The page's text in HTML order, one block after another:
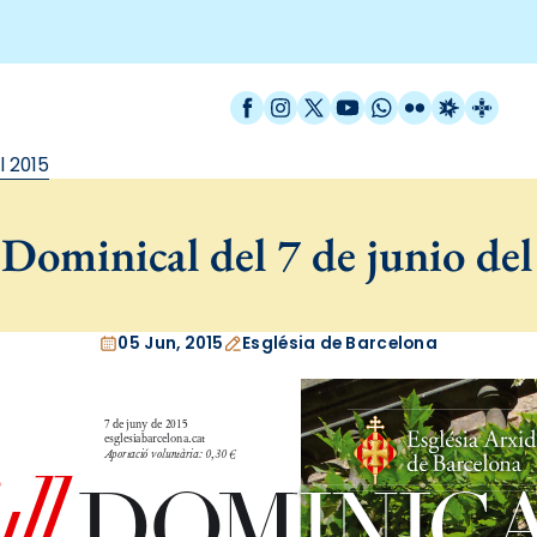
Facebook
Instagram
X / Twitter
YouTube
WhatsApp
FlickrRadio
del 7 de junio
05 Jun, 2015 Església de Barcelona